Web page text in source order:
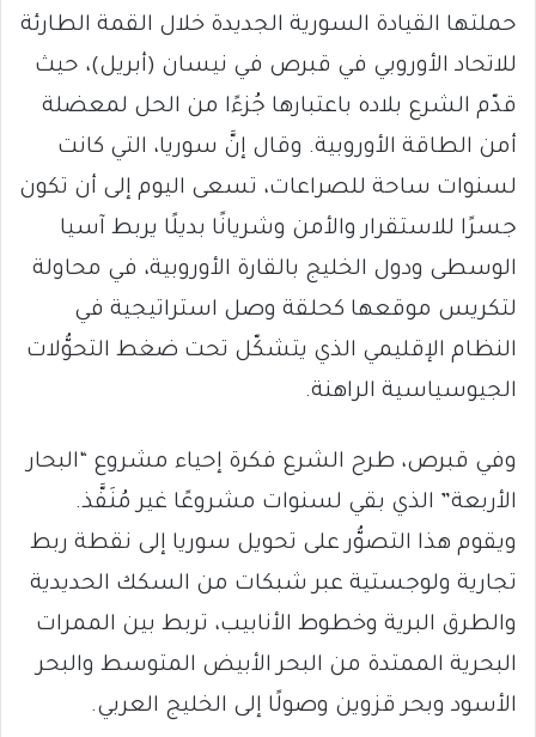
حملتها القيادة السورية الجديدة خلال القمة الطارئة
للاتحاد الأوروبي في قبرص في نيسان (أبريل)، حيث
قدّم الشرع بلاده باعتبارها جُزءًا من الحل لمعضلة
أمن الطاقة الأوروبية. وقال إنَّ سوريا، التي كانت
لسنوات ساحة للصراعات، تسعى اليوم إلى أن تكون
جسرًا للاستقرار والأمن وشريانًا بديلًا يربط آسيا
الوسطى ودول الخليج بالقارة الأوروبية، في محاولة
لتكريس موقعها كحلقة وصل استراتيجية في
النظام الإقليمي الذي يتشكّل تحت ضغط التحوُّلات
الجيوسياسية الراهنة.
وفي قبرص، طرح الشرع فكرة إحياء مشروع “البحار
الأربعة” الذي بقي لسنوات مشروعًا غير مُنَفَّذ.
ويقوم هذا التصوُّر على تحويل سوريا إلى نقطة ربط
تجارية ولوجستية عبر شبكات من السكك الحديدية
والطرق البرية وخطوط الأنابيب، تربط بين الممرات
البحرية الممتدة من البحر الأبيض المتوسط والبحر
الأسود وبحر قزوين وصولًا إلى الخليج العربي.